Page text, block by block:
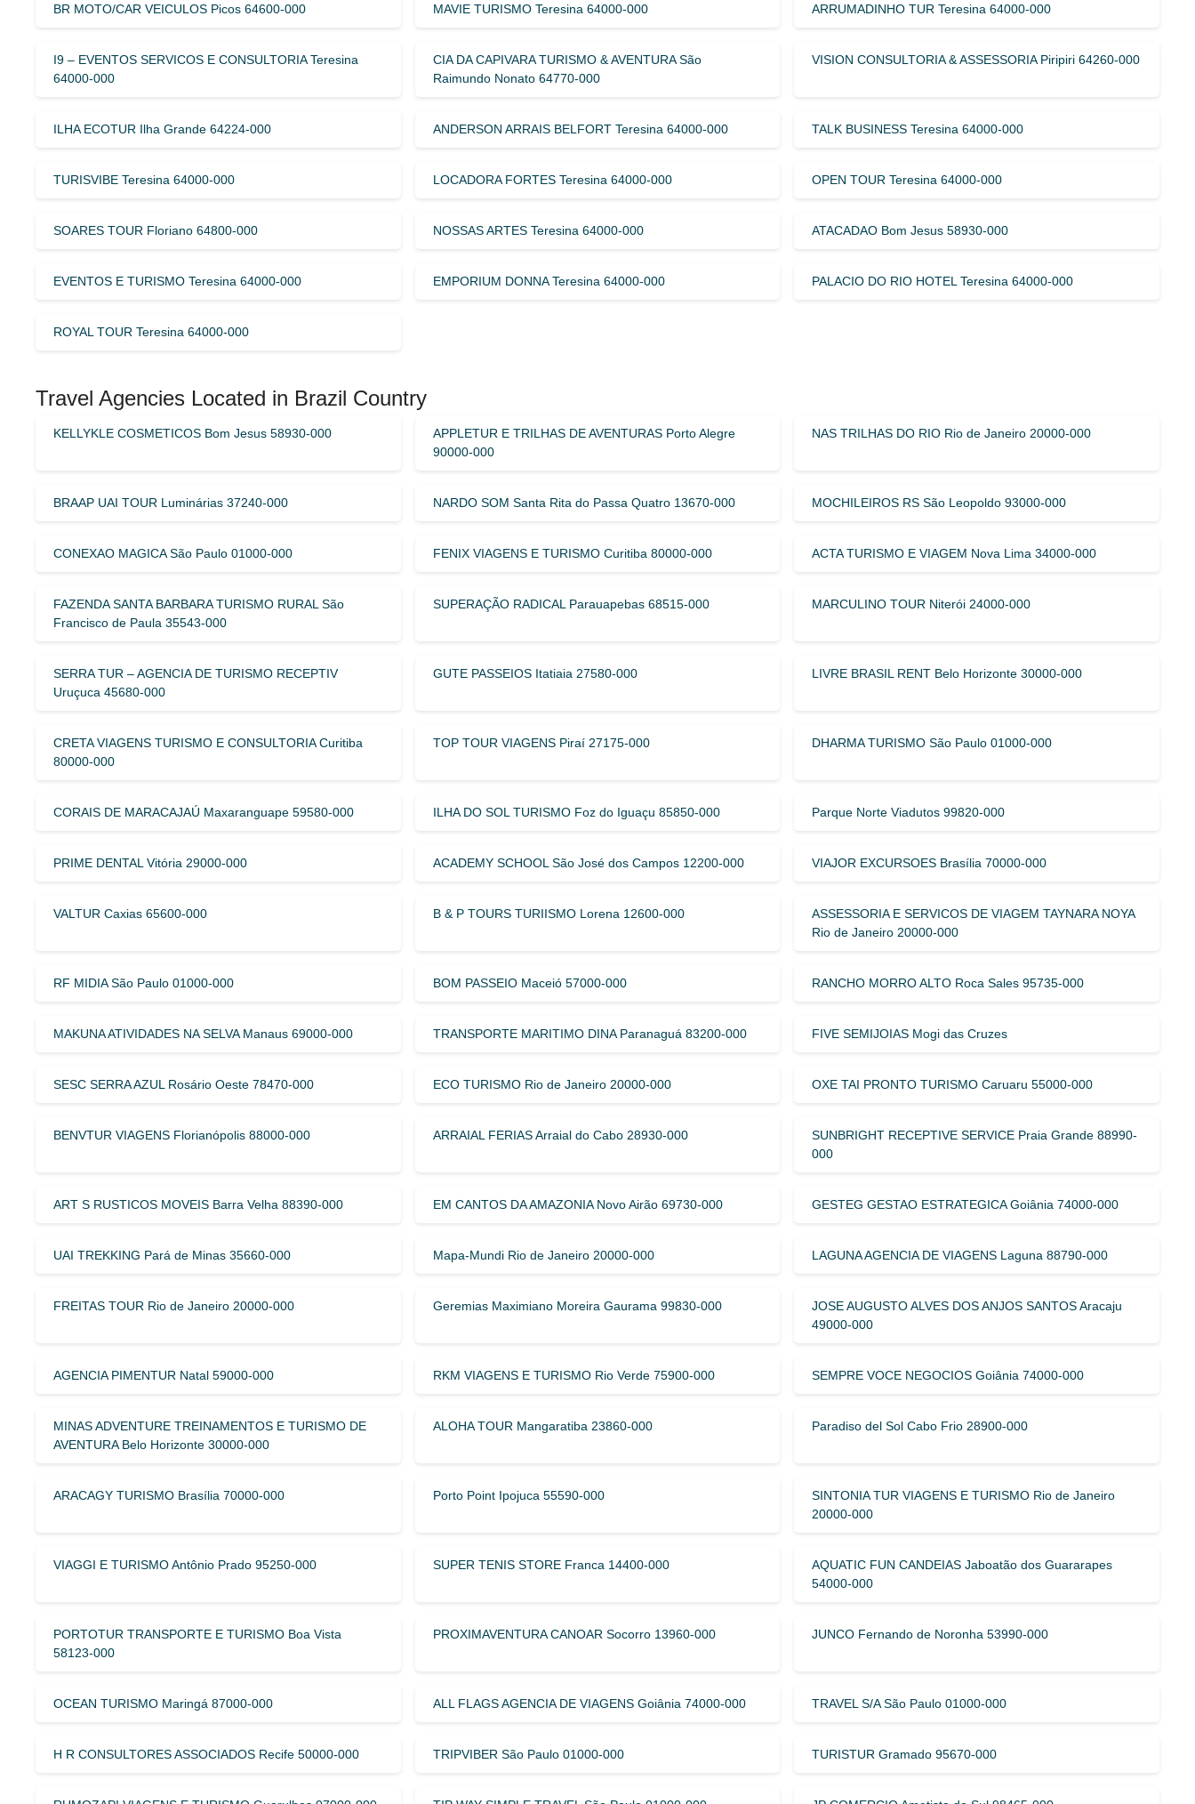
BR MOTO/CAR VEICULOS Picos 64600-000 MAVIE TURISMO Teresina 64000-000 ARRUMADINHO TUR Teresina 64000-000
I9 – EVENTOS SERVICOS E CONSULTORIA Teresina
64000-000
CIA DA CAPIVARA TURISMO & AVENTURA São
Raimundo Nonato 64770-000
VISION CONSULTORIA & ASSESSORIA Piripiri 64260-000
ILHA ECOTUR Ilha Grande 64224-000 ANDERSON ARRAIS BELFORT Teresina 64000-000 TALK BUSINESS Teresina 64000-000
TURISVIBE Teresina 64000-000 LOCADORA FORTES Teresina 64000-000 OPEN TOUR Teresina 64000-000
SOARES TOUR Floriano 64800-000 NOSSAS ARTES Teresina 64000-000 ATACADAO Bom Jesus 58930-000
EVENTOS E TURISMO Teresina 64000-000 EMPORIUM DONNA Teresina 64000-000 PALACIO DO RIO HOTEL Teresina 64000-000
ROYAL TOUR Teresina 64000-000
Travel Agencies Located in Brazil Country
KELLYKLE COSMETICOS Bom Jesus 58930-000
APPLETUR E TRILHAS DE AVENTURAS Porto Alegre
90000-000
NAS TRILHAS DO RIO Rio de Janeiro 20000-000
BRAAP UAI TOUR Luminárias 37240-000 NARDO SOM Santa Rita do Passa Quatro 13670-000 MOCHILEIROS RS São Leopoldo 93000-000
CONEXAO MAGICA São Paulo 01000-000 FENIX VIAGENS E TURISMO Curitiba 80000-000 ACTA TURISMO E VIAGEM Nova Lima 34000-000
FAZENDA SANTA BARBARA TURISMO RURAL São
Francisco de Paula 35543-000
SUPERAÇÃO RADICAL Parauapebas 68515-000 MARCULINO TOUR Niterói 24000-000
SERRA TUR – AGENCIA DE TURISMO RECEPTIV
Uruçuca 45680-000
GUTE PASSEIOS Itatiaia 27580-000 LIVRE BRASIL RENT Belo Horizonte 30000-000
CRETA VIAGENS TURISMO E CONSULTORIA Curitiba
80000-000
TOP TOUR VIAGENS Piraí 27175-000 DHARMA TURISMO São Paulo 01000-000
CORAIS DE MARACAJAÚ Maxaranguape 59580-000 ILHA DO SOL TURISMO Foz do Iguaçu 85850-000 Parque Norte Viadutos 99820-000
PRIME DENTAL Vitória 29000-000 ACADEMY SCHOOL São José dos Campos 12200-000 VIAJOR EXCURSOES Brasília 70000-000
VALTUR Caxias 65600-000 B & P TOURS TURIISMO Lorena 12600-000
ASSESSORIA E SERVICOS DE VIAGEM TAYNARA NOYA
Rio de Janeiro 20000-000
RF MIDIA São Paulo 01000-000 BOM PASSEIO Maceió 57000-000 RANCHO MORRO ALTO Roca Sales 95735-000
MAKUNA ATIVIDADES NA SELVA Manaus 69000-000 TRANSPORTE MARITIMO DINA Paranaguá 83200-000 FIVE SEMIJOIAS Mogi das Cruzes
SESC SERRA AZUL Rosário Oeste 78470-000 ECO TURISMO Rio de Janeiro 20000-000 OXE TAI PRONTO TURISMO Caruaru 55000-000
BENVTUR VIAGENS Florianópolis 88000-000 ARRAIAL FERIAS Arraial do Cabo 28930-000
SUNBRIGHT RECEPTIVE SERVICE Praia Grande 88990-
000
ART S RUSTICOS MOVEIS Barra Velha 88390-000 EM CANTOS DA AMAZONIA Novo Airão 69730-000 GESTEG GESTAO ESTRATEGICA Goiânia 74000-000
UAI TREKKING Pará de Minas 35660-000 Mapa-Mundi Rio de Janeiro 20000-000 LAGUNA AGENCIA DE VIAGENS Laguna 88790-000
FREITAS TOUR Rio de Janeiro 20000-000 Geremias Maximiano Moreira Gaurama 99830-000
JOSE AUGUSTO ALVES DOS ANJOS SANTOS Aracaju
49000-000
AGENCIA PIMENTUR Natal 59000-000 RKM VIAGENS E TURISMO Rio Verde 75900-000 SEMPRE VOCE NEGOCIOS Goiânia 74000-000
MINAS ADVENTURE TREINAMENTOS E TURISMO DE
AVENTURA Belo Horizonte 30000-000
ALOHA TOUR Mangaratiba 23860-000 Paradiso del Sol Cabo Frio 28900-000
ARACAGY TURISMO Brasília 70000-000 Porto Point Ipojuca 55590-000
SINTONIA TUR VIAGENS E TURISMO Rio de Janeiro
20000-000
VIAGGI E TURISMO Antônio Prado 95250-000 SUPER TENIS STORE Franca 14400-000
AQUATIC FUN CANDEIAS Jaboatão dos Guararapes
54000-000
PORTOTUR TRANSPORTE E TURISMO Boa Vista
58123-000
PROXIMAVENTURA CANOAR Socorro 13960-000 JUNCO Fernando de Noronha 53990-000
OCEAN TURISMO Maringá 87000-000 ALL FLAGS AGENCIA DE VIAGENS Goiânia 74000-000 TRAVEL S/A São Paulo 01000-000
H R CONSULTORES ASSOCIADOS Recife 50000-000 TRIPVIBER São Paulo 01000-000 TURISTUR Gramado 95670-000